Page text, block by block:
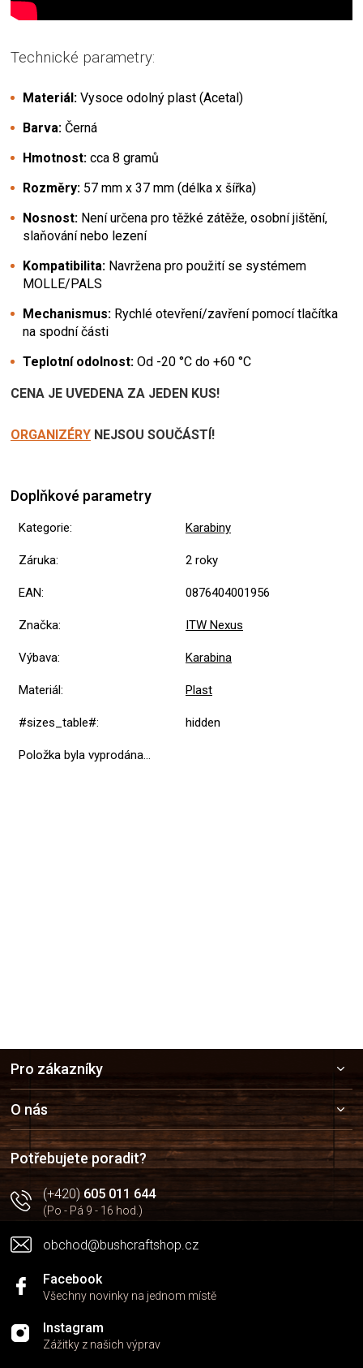
Technické parametry:
Materiál: Vysoce odolný plast (Acetal)
Barva: Černá
Hmotnost: cca 8 gramů
Rozměry: 57 mm x 37 mm (délka x šířka)
Nosnost: Není určena pro těžké zátěže, osobní jištění,
slaňování nebo lezení
Kompatibilita: Navržena pro použití se systémem
MOLLE/PALS
Mechanismus: Rychlé otevření/zavření pomocí tlačítka
na spodní části
Teplotní odolnost: Od -20 °C do +60 °C
CENA JE UVEDENA ZA JEDEN KUS!
ORGANIZÉRY NEJSOU SOUČÁSTÍ!
Doplňkové parametry
Kategorie: Karabiny
Záruka: 2 roky
EAN: 0876404001956
Značka: ITW Nexus
Výbava: Karabina
Materiál: Plast
#sizes_table#: hidden
Položka byla vyprodána…
a
t
í
Pro zákazníky
O nás
Potřebujete poradit?
(+420)605 011 644
(Po - Pá 9 - 16 hod.)
obchod@bushcraftshop.cz
Facebook
Všechny novinky na jednom místě
Instagram
Zážitky z našich výprav